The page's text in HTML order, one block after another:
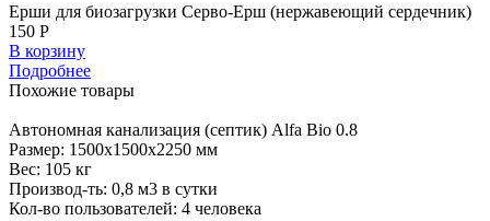
Ерши для биозагрузки Серво-Ерш (нержавеющий сердечник)
150 Р
В корзину
Подробнее
Похожие товары
Автономная канализация (септик) Alfa Bio 0.8
Размер: 1500x1500x2250 мм
Вес: 105 кг
Производ-ть: 0,8 м3 в сутки
Кол-во пользователей: 4 человека